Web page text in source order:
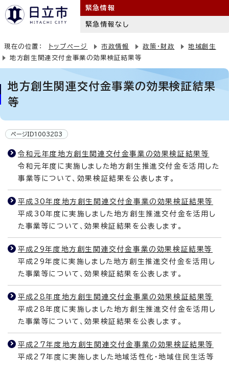
緊急情報
緊急情報なし
現在の位置： トップページ 市政情報 政策・財政
地域創生
地方創生関連交付金事業の効果検証結果等
地方創生関連交付金事業の効果検証結果
等
ページID1003283
令和元年度地方創生関連交付金事業の効果検証結果等
令和元年度に実施しました地方創生推進交付金を活用した
事業等について、効果検証結果を公表します。
平成30年度地方創生関連交付金事業の効果検証結果等
平成30年度に実施しました地方創生推進交付金を活用し
た事業等について、効果検証結果を公表します。
平成29年度地方創生関連交付金事業の効果検証結果等
平成29年度に実施しました地方創生推進交付金を活用し
た事業等について、効果検証結果を公表します。
平成28年度地方創生関連交付金事業の効果検証結果等
平成28年度に実施しました地方創生推進交付金を活用し
た事業等について、効果検証結果を公表します。
平成27年度地方創生関連交付金事業の効果検証結果等
平成27年度に実施しました地域活性化・地域住民生活等